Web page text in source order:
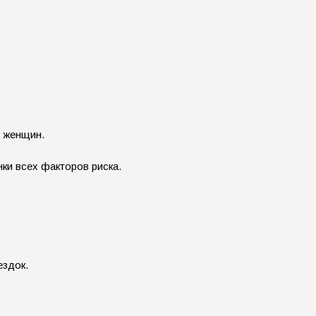
женщин.
всех факторов риска.